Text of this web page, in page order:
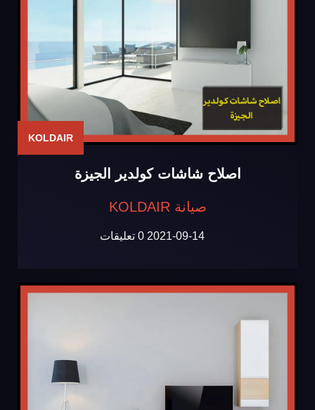
KOLDAIR
اصلاح شاشات كولدير الجيزة
صيانة KOLDAIR
2021-09-14 0 تعليقات